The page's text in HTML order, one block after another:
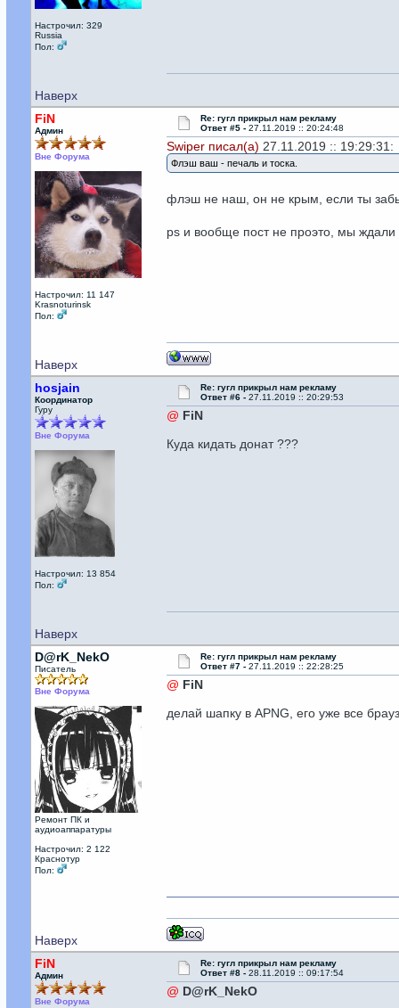
Настрочил: 329
Russia
Пол:
Наверх
FiN
Админ
Вне Форума
Настрочил: 11 147
Krasnoturinsk
Пол:
Re: гугл прикрыл нам рекламу
Ответ #5 - 27.11.2019 :: 20:24:48
Swiper писал(а) 27.11.2019 :: 19:29:31:
Флэш ваш - печаль и тоска.
флэш не наш, он не крым, если ты
ps и вообще пост не проэто, мы
Наверх
hosjain
Координатор
Гуру
Вне Форума
Настрочил: 13 854
Пол:
Re: гугл прикрыл нам рекламу
Ответ #6 - 27.11.2019 :: 20:29:53
@ FiN
Куда кидать донат ???
Наверх
D@rK_NekO
Писатель
Вне Форума
Ремонт ПК и
аудиоаппаратуры
Настрочил: 2 122
Краснотур
Пол:
Re: гугл прикрыл нам рекламу
Ответ #7 - 27.11.2019 :: 22:28:25
@ FiN
делай шапку в APNG, его уже все
Наверх
FiN
Админ
Вне Форума
Re: гугл прикрыл нам рекламу
Ответ #8 - 28.11.2019 :: 09:17:54
@ D@rK_NekO